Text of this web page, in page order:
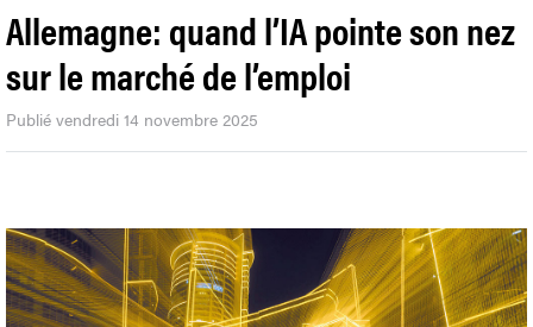
Allemagne: quand l’IA pointe son nez
sur le marché de l’emploi
Publié vendredi 14 novembre 2025